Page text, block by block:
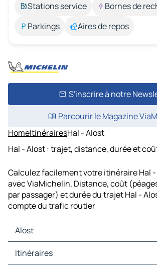
Stations service
Bornes de
Parkings
Aires de repos
S'inscrire à notre
Parcourir le Magazine
HomeItinérairesHal - Alost
Hal - Alost : trajet, distance, durée et
Calculez facilement votre itinéraire Hal
avec ViaMichelin. Distance, coût
par passager) et durée du trajet Hal -
compte du trafic routier
Alost
Alost Cartes et plans
Alost Trafic
Itinéraires